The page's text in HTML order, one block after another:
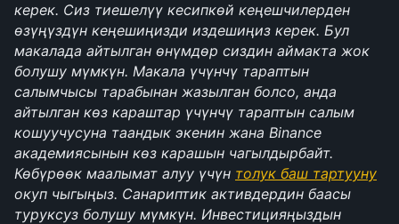
керек. Сиз тиешелүү кесипкөй кеңешчилерден
өзүңүздүн кеңешиңизди издешиңиз керек. Бул
макалада айтылган өнүмдөр сиздин аймакта жок
болушу мүмкүн. Макала үчүнчү тараптын
салымчысы тарабынан жазылган болсо, анда
айтылган көз караштар үчүнчү тараптын салым
кошуучусуна таандык экенин жана Binance
академиясынын көз карашын чагылдырбайт.
Көбүрөөк маалымат алуу үчүн ﻿толук баш тартууну
окуп чыгыңыз. Санариптик активдердин баасы
туруксуз болушу мүмкүн. Инвестицияңыздын